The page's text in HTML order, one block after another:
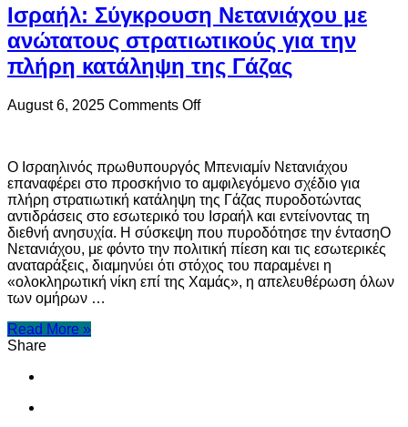
Ισραήλ: Σύγκρουση Νετανιάχου με
ανώτατους στρατιωτικούς για την
πλήρη κατάληψη της Γάζας
August 6, 2025 Comments Offon
με
ανώτατους
στρατιωτικούς
για
την
πλήρη
κατάληψη
της
Ο Ισραηλινός πρωθυπουργός Μπενιαμίν Νετανιάχου
επαναφέρει στο προσκήνιο το αμφιλεγόμενο σχέδιο για
πλήρη στρατιωτική κατάληψη της Γάζας πυροδοτώντας
αντιδράσεις στο εσωτερικό του Ισραήλ και εντείνοντας τη
διεθνή ανησυχία. Η σύσκεψη που πυροδότησε την έντασηΟ
Νετανιάχου, με φόντο την πολιτική πίεση και τις εσωτερικές
αναταράξεις, διαμηνύει ότι στόχος του παραμένει η
«ολοκληρωτική νίκη επί της Χαμάς», η απελευθέρωση όλων
των ομήρων …
Read More »
Share